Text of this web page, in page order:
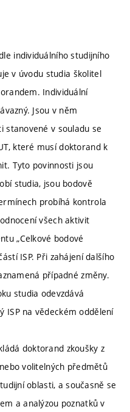
individuálního studijního
v úvodu studia školitel
Individuální
Jsou v něm
stanovené v souladu se
které musí doktorand k
Tyto povinnosti jsou
studia, jsou bodově
probíhá kontrola
všech aktivit
„Celkové bodové
ISP. Při zahájení dalšího
případné změny.
studia odevzdává
ISP na vědeckém oddělení
doktorand zkoušky z
volitelných předmětů
oblasti, a současně se
a analýzou poznatků v